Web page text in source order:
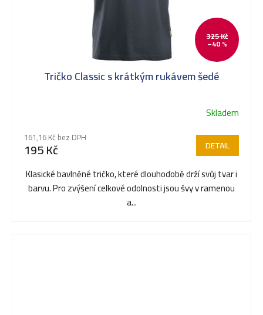
325 Kč
–40 %
Tričko Classic s krátkým rukávem šedé
Skladem
161,16 Kč bez DPH
195 Kč DETAIL
Klasické bavlněné tričko, které dlouhodobě drží svůj tvar i
barvu. Pro zvýšení celkové odolnosti jsou švy v ramenou
a...